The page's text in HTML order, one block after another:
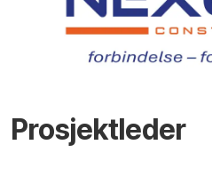
Prosjektleder